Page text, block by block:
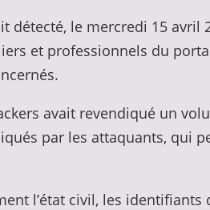
détecté, le mercredi 15
et professionnels du
avait revendiqué un
par les attaquants, qui
l’état civil, les